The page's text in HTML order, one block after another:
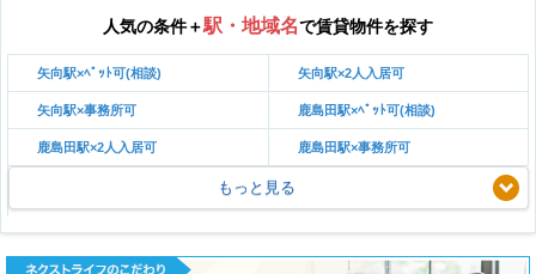
人気の条件＋駅・地域名で賃貸物件を探す
矢向駅×ﾍﾟｯﾄ可(相談) 矢向駅×2人入居可
矢向駅×事務所可 鹿島田駅×ﾍﾟｯﾄ可(相談)
鹿島田駅×2人入居可 鹿島田駅×事務所可
もっと見る